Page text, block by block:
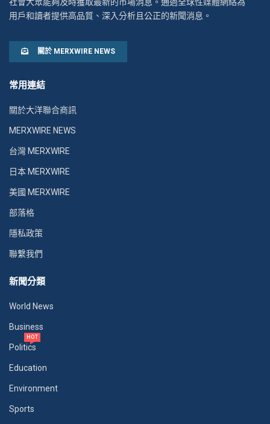
社會大眾能夠及時獲取最新的市場消息。通過全球性媒體網絡為
用戶和讀者提供高品質、深入分析且公正的新聞消息。
關於 MERXWIRE NEWS
常用連結
關於大洋聯合商訊
MERXWIRE NEWS
台灣 MERXWIRE
日本 MERXWIRE
美國 MERXWIRE
部落格
隱私政策
聯繫我們
新聞分類
World News
Business
Politics
HOT
Education
Environment
Sports